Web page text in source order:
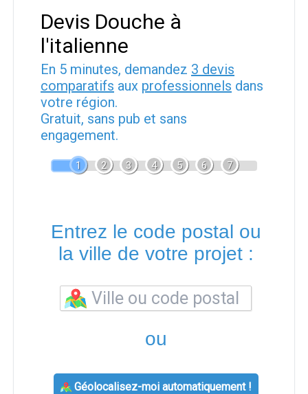
Devis Douche à
l'italienne
En 5 minutes, demandez 3 devis
comparatifs aux professionnels dans
votre région.
Gratuit, sans pub et sans
engagement.
1 2 3 4 5 6 7
Entrez le code postal ou
la ville de votre projet :
ou
Géolocalisez-moi automatiquement !